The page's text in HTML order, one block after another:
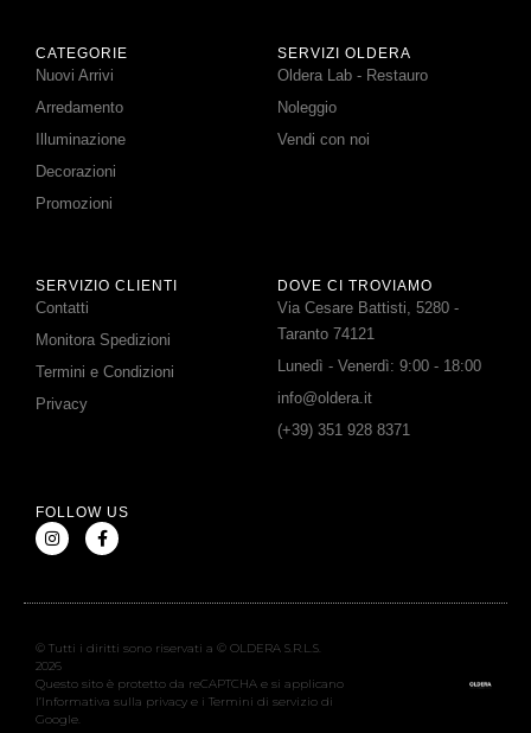
CATEGORIE
Nuovi Arrivi
Arredamento
Illuminazione
Decorazioni
Promozioni
SERVIZI OLDERA
Oldera Lab - Restauro
Noleggio
Vendi con noi
SERVIZIO CLIENTI
Contatti
Monitora Spedizioni
Termini e Condizioni
Privacy
DOVE CI TROVIAMO
Via Cesare Battisti, 5280 -
Taranto 74121
Lunedì - Venerdì: 9:00 - 18:00
info@oldera.it
(+39) 351 928 8371
FOLLOW US
© Tutti i diritti sono riservati a © OLDERA S.R.L.S.
2026
Questo sito è protetto da reCAPTCHA e si applicano
l’Informativa sulla privacy e i Termini di servizio di
Google.